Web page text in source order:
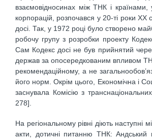
взаємовідносинах між ТНК і країнами,
корпорацій, розпочався у 20-ті роки XX
досі. Так, у 1972 році було створено
робочу групу з розробки проекту
Сам Кодекс досі не був прийнятий
держав за опосередкованим впливом
рекомендаційному, а не
його норм. Окрім цього, Економічна і
заснувала Комісію з
278].
На регіональному рівні діють наступні
акти, дотичні питанню ТНК: Андський